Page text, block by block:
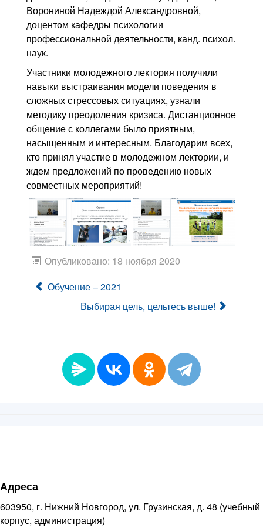
Ворониной Надеждой Александровной,
доцентом кафедры психологии
профессиональной деятельности, канд. психол.
наук.
Участники молодежного лектория получили
навыки выстраивания модели поведения в
сложных стрессовых ситуациях, узнали
методику преодоления кризиса. Дистанционное
общение с коллегами было приятным,
насыщенным и интересным. Благодарим всех,
кто принял участие в молодежном лектории, и
ждем предложений по проведению новых
совместных мероприятий!
Опубликовано: 18 ноября 2020
Обучение – 2021
Выбирая цель, цельтесь выше!
Адреса
603950, г. Нижний Новгород, ул. Грузинская, д. 48 (учебный
корпус, администрация)